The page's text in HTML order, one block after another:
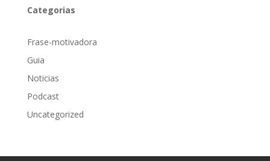
Categorias
Frase-motivadora
Guia
Noticias
Podcast
Uncategorized